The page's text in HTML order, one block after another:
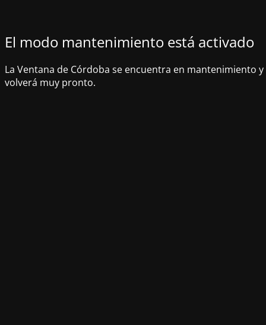
El modo mantenimiento está activado
La Ventana de Córdoba se encuentra en mantenimiento y
volverá muy pronto.